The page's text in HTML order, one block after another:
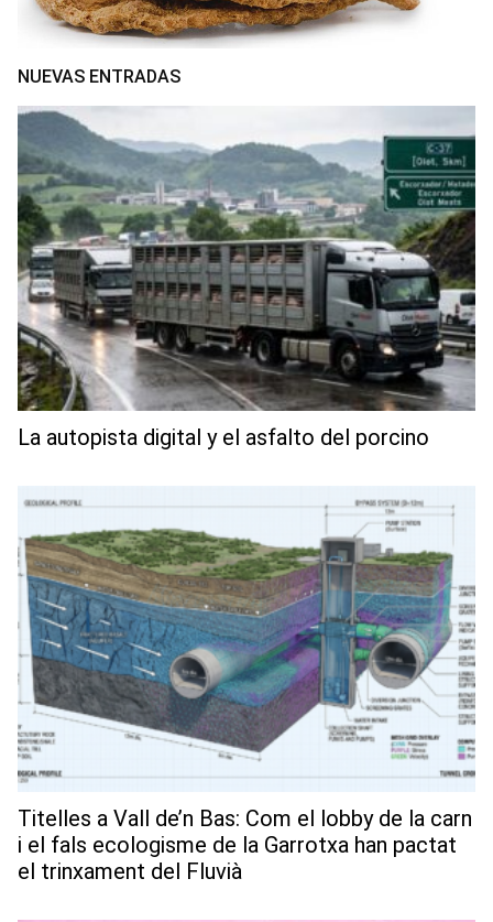
NUEVAS ENTRADAS
La autopista digital y el asfalto del porcino
Titelles a Vall de’n Bas: Com el lobby de la carn
i el fals ecologisme de la Garrotxa han pactat
el trinxament del Fluvià